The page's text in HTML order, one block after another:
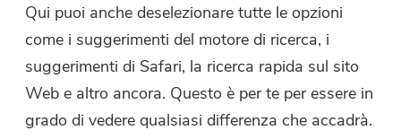
Qui puoi anche deselezionare tutte le opzioni
come i suggerimenti del motore di ricerca, i
suggerimenti di Safari, la ricerca rapida sul sito
Web e altro ancora. Questo è per te per essere in
grado di vedere qualsiasi differenza che accadrà.